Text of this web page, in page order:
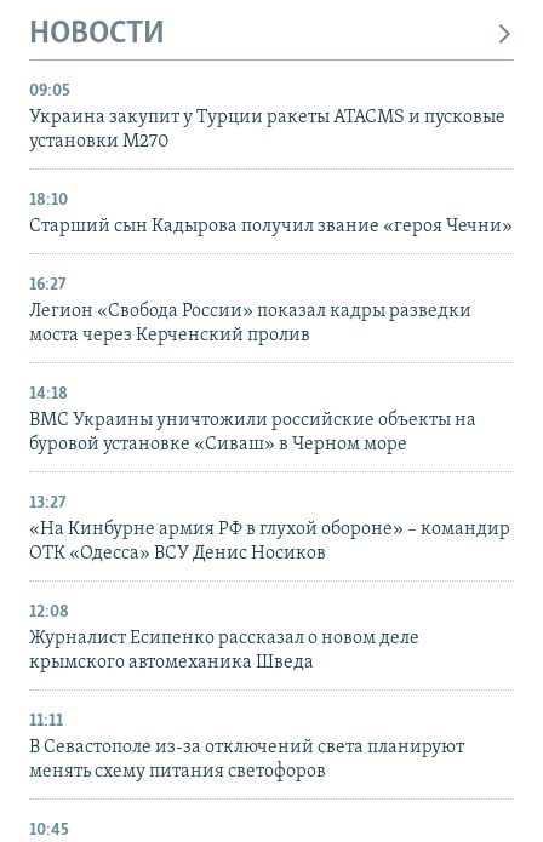
НОВОСТИ
09:05
Украина закупит у Турции ракеты ATACMS и пусковые
установки M270
18:10
Старший сын Кадырова получил звание «героя Чечни»
16:27
Легион «Свобода России» показал кадры разведки
моста через Керченский пролив
14:18
ВМС Украины уничтожили российские объекты на
буровой установке «Сиваш» в Черном море
13:27
«На Кинбурне армия РФ в глухой обороне» – командир
ОТК «Одесса» ВСУ Денис Носиков
12:08
Журналист Есипенко рассказал о новом деле
крымского автомеханика Шведа
11:11
В Севастополе из-за отключений света планируют
менять схему питания светофоров
10:45